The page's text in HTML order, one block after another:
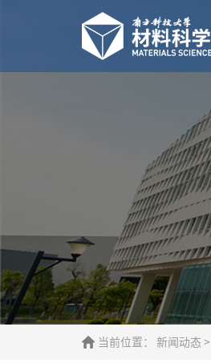
当前位置： 新闻动态 >